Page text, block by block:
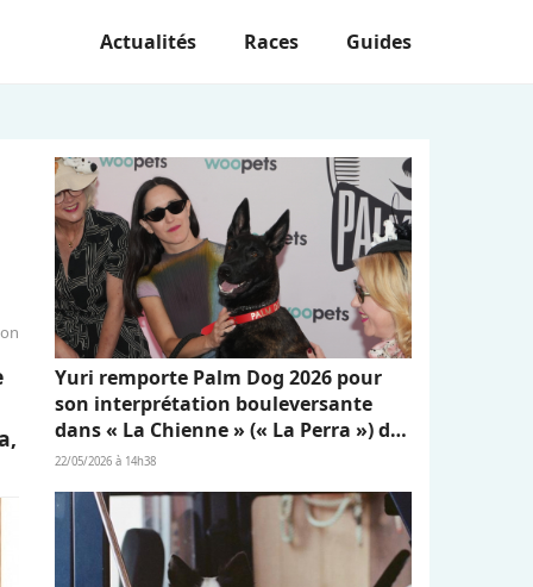
Actualités Races Guides
Yuri remporte Palm Dog 2026 pour
son interprétation bouleversante
dans « La Chienne » (« La Perra ») de
Dominga Sotomayor
22/05/2026 à 14h38